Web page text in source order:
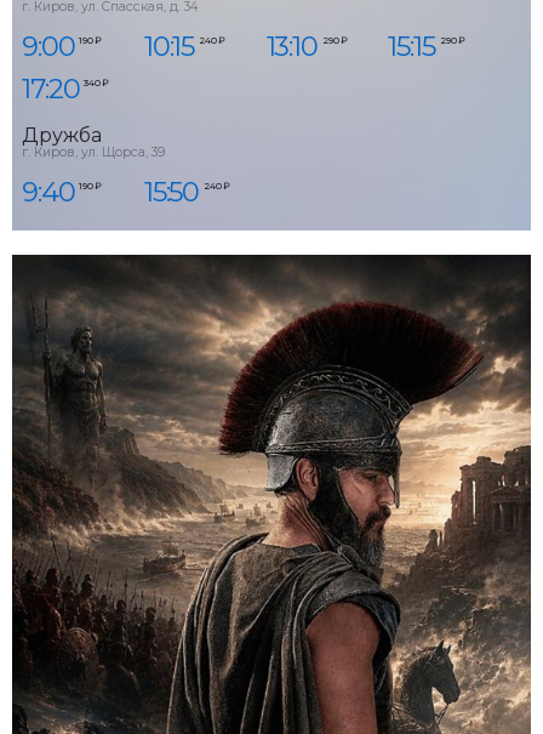
г. Киров, ул. Спасская, д. 34
9:00 190 ₽ 10:15 240 ₽ 13:10 290 ₽ 15:15 290 ₽
17:20 340 ₽
Дружба
г. Киров, ул. Щорса, 39
9:40 190 ₽ 15:50 240 ₽